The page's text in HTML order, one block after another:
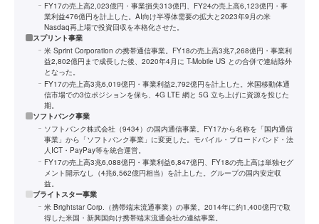
FY17の売上高2,023億円・事業損失313億円、FY24の売上高6,123億円・事
業利益476億円を計上した。AI向け半導体需要の拡大と2023年9月の米
Nasdaq再上場で投資回収を本格化させた。
スプリント事業
米 Sprint Corporation の携帯通信事業。FY18の売上高3兆7,268億円・事業利
益2,802億円まで成長した後、2020年4月に T-Mobile US との合併で連結除外
となった。
FY17の売上高3兆6,019億円・事業利益2,792億円を計上した。米国移動体通
信市場での3位ポジションを保ち、4G LTE 網と 5G 立ち上げに資源を投じた
期。
ソフトバンク事業
ソフトバンク株式会社（9434）の国内通信事業。FY17から名称を「国内通信
事業」から「ソフトバンク事業」に変更した。モバイル・ブロードバンド・法
人ICT・PayPay等を統合運営。
FY17の売上高3兆6,088億円・事業利益6,847億円、FY18の売上高は単独セグ
メント開示なし（4兆6,562億円相当）を計上した。グループの国内安定収
益。
ブライトスター事業
米 Brightstar Corp.（携帯端末流通事業）の事業。2014年に約1,400億円で取
得した米国・新興国向け携帯端末流通会社の連結事業。